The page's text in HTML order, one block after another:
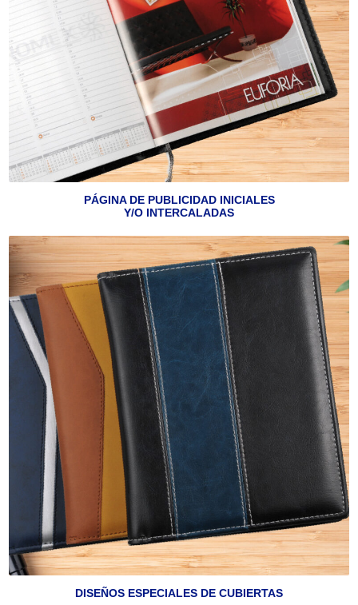
PÁGINA DE PUBLICIDAD INICIALES
Y/O INTERCALADAS
DISEÑOS ESPECIALES DE CUBIERTAS